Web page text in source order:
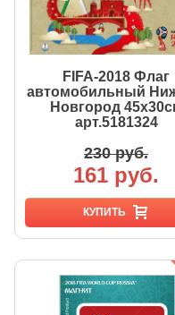
FIFA-2018 Флаг
автомобильный
Новгород
арт.5181324
230 руб.
161 руб.
КУПИТЬ